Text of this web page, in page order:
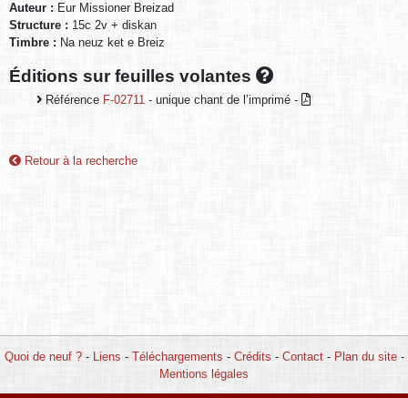
Auteur : Eur Missioner Breizad
Structure : 15c 2v + diskan
Timbre : Na neuz ket e Breiz
Éditions sur feuilles volantes
Référence F-02711 - unique chant de l’imprimé -
Retour à la recherche
Quoi de neuf ?- Liens - Téléchargements - Crédits - Contact- Plan du site-
Mentions légales